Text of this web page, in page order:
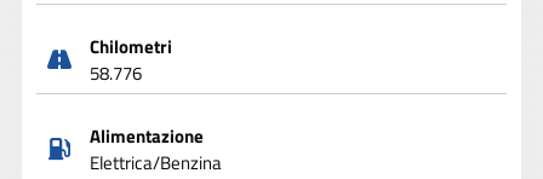
Chilometri
58.776
Alimentazione
Elettrica/Benzina